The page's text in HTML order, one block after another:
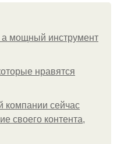
а мощный инструмент
нравятся
компании сейчас
своего контента,